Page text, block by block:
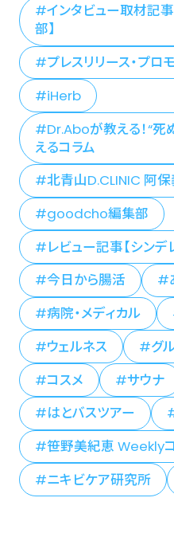
インタビュー取材記事
部】
プレスリリース・プ
iHerb
Dr.Aboが教える！“死
えるコラム
北青山D.CLINIC 阿
goodcho編集部
レビュー記事【シンデ
今日から腸活
病院・メディカル
ウェルネス
グ
コスメ
サウナ
はとバスツアー
笹野美紀恵 Weekly
ニキビケア研究所